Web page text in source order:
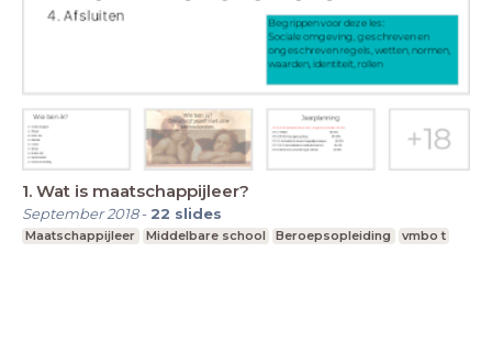
1. Wat is maatschappijleer?
September 2018- 22 slides
Maatschappijleer Middelbare school Beroepsopleiding vmbo t